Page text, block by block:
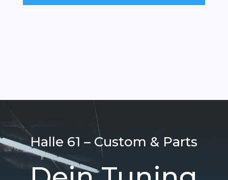
Halle 61 – Custom & Parts